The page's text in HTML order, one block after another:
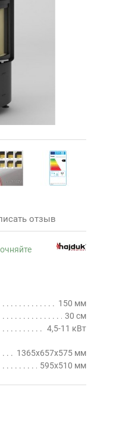
отзыв
150 мм
30 см
4,5-11 кВт
1365x657x575 мм
595x510 мм